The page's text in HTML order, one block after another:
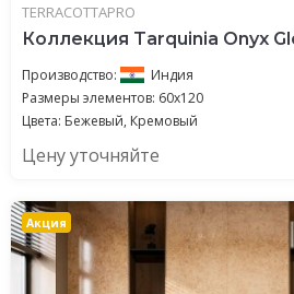
TERRACOTTAPRO
Коллекция Tarquinia Onyx
Производство:
Индия
Размеры элементов: 60x120
Цвета: Бежевый, Кремовый
Цену уточняйте
Акция